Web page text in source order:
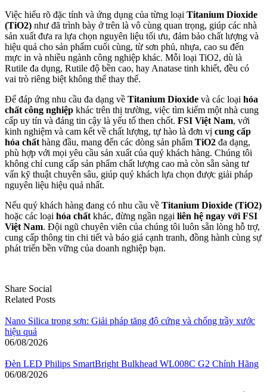
Việc hiểu rõ đặc tính và ứng dụng của từng loại Titanium Dioxide
(TiO2) như đã trình bày ở trên là vô cùng quan trọng, giúp các nhà
sản xuất đưa ra lựa chọn nguyên liệu tối ưu, đảm bảo chất lượng và
hiệu quả cho sản phẩm cuối cùng, từ sơn phủ, nhựa, cao su đến
mực in và nhiều ngành công nghiệp khác. Mỗi loại TiO2, dù là
Rutile đa dụng, Rutile độ bền cao, hay Anatase tinh khiết, đều có
vai trò riêng biệt không thể thay thế.
Để đáp ứng nhu cầu đa dạng về Titanium Dioxide và các loại hóa
chất công nghiệp khác trên thị trường, việc tìm kiếm một nhà cung
cấp uy tín và đáng tin cậy là yếu tố then chốt. FSI Việt Nam, với
kinh nghiệm và cam kết về chất lượng, tự hào là đơn vị cung cấp
hóa chất hàng đầu, mang đến các dòng sản phẩm TiO2 đa dạng,
phù hợp với mọi yêu cầu sản xuất của quý khách hàng. Chúng tôi
không chỉ cung cấp sản phẩm chất lượng cao mà còn sẵn sàng tư
vấn kỹ thuật chuyên sâu, giúp quý khách lựa chọn được giải pháp
nguyên liệu hiệu quả nhất.
Nếu quý khách hàng đang có nhu cầu về Titanium Dioxide (TiO2)
hoặc các loại hóa chất khác, đừng ngần ngại liên hệ ngay với FSI
Việt Nam. Đội ngũ chuyên viên của chúng tôi luôn sẵn lòng hỗ trợ,
cung cấp thông tin chi tiết và báo giá cạnh tranh, đồng hành cùng sự
phát triển bền vững của doanh nghiệp bạn.
Share Social
Related Posts
Nano Silica trong sơn: Giải pháp tăng độ cứng và chống trầy xước
hiệu quả
06/08/2026
Đèn LED Philips SmartBright Bulkhead WL008C G2 Chính Hãng
06/08/2026